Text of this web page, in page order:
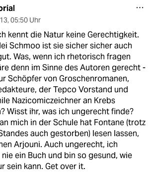
, 05:50 Uhr
kennt die Natur keine Gerechtigkeit.
Schmoo ist sie sicher sicher auch
Was, wenn ich rhetorisch fragen
denn im Sinne des Autoren gerecht -
Schöpfer von Groschenromanen,
der Tepco Vorstand und
Nazicomiczeichner an Krebs
Wisst ihr, was ich ungerecht finde?
mich in der Schule hat Fontane (trotz
auch gestorben) lesen lassen,
Arjouni. Auch ungerecht, ich
ein Buch und bin so gesund, wie
sein kann. Get over it.